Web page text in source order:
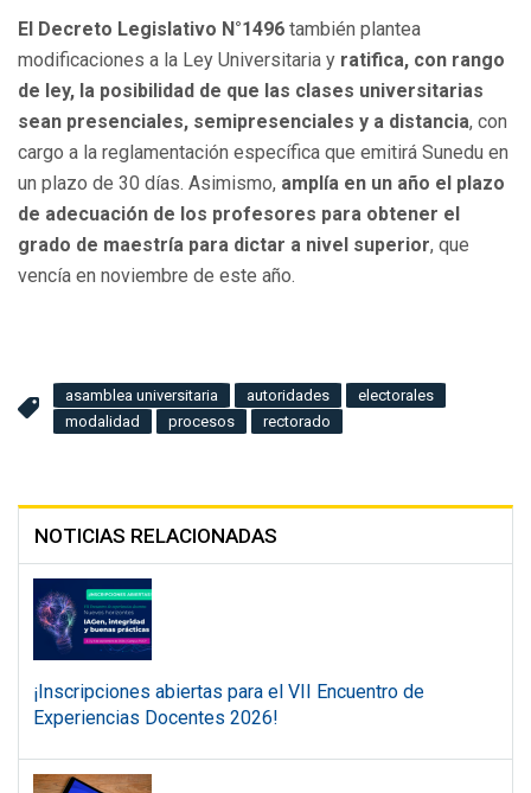
El Decreto Legislativo N°1496 también plantea
modificaciones a la Ley Universitaria y ratifica, con rango
de ley, la posibilidad de que las clases universitarias
sean presenciales, semipresenciales y a distancia, con
cargo a la reglamentación específica que emitirá Sunedu en
un plazo de 30 días. Asimismo, amplía en un año el plazo
de adecuación de los profesores para obtener el
grado de maestría para dictar a nivel superior, que
vencía en noviembre de este año.
asamblea universitaria autoridades
electorales
modalidad
procesos rectorado
NOTICIAS RELACIONADAS
¡Inscripciones abiertas para el VII Encuentro de
Experiencias Docentes 2026!